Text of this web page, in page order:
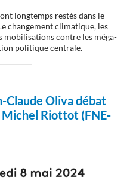
longtemps restés dans le
changement climatique, les
mobilisations contre les méga-
politique centrale.
Claude Oliva débat
Riottot (FNE-